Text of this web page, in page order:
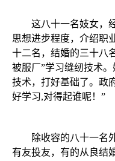
这八十一名妓女，经
思想进步程度，介绍职
十二名，结婚的三十八
被服厂”学习缝纫技术
技术，打好基础了。政
好学习,对得起谁呢！”
除收容的八十一名外
有友投友，有的从良结